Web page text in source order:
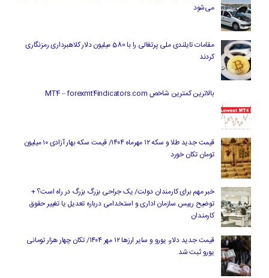
می‌شود
مقامات تایلندی ملی پرتغالی را با 580 میلیون دلار کلاهبرداری رمزنگاری
کردند
بالاترین کمترین شاخص MT4 – forexmt4indicators.com
قیمت جدید طلا و سکه ۱۲ مهرماه ۱۴۰۴/ قیمت سکه بهار آزادی ۱۰ میلیون
تومان تکان خورد
خبر مهم برای کارمندان دولت/ یک جراحی بزرگ بزرگ در راه است؟ +
توضیح رییس سازمان اداری و استخدامی درباره تعدیل یا تغییر حقوق
کارمندان
قیمت جدید دلار، یورو و سایر ارزها ۱۲ مهر ۱۴۰۴/ تکان چهار هزار تومانی
یورو ثبت شد